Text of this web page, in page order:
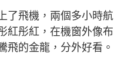
飛機，兩個多小時航
紅彤紅，在機窗外像布
飛的金龍，分外好看。